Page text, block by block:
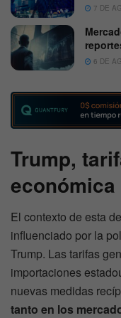
7 DE
6 DE
Trump,
económica
El contexto de esta
influenciado por la
Trump. Las tarifas
importaciones
nuevas medidas
tanto en los